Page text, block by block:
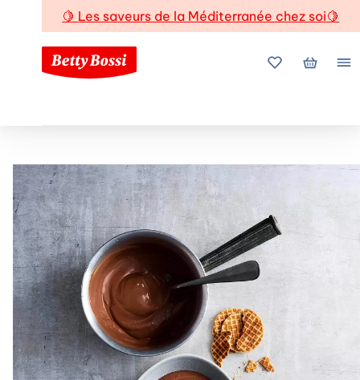
🍋 Les saveurs de la Méditerranée chez soi🍋
Mes favoris
Mon